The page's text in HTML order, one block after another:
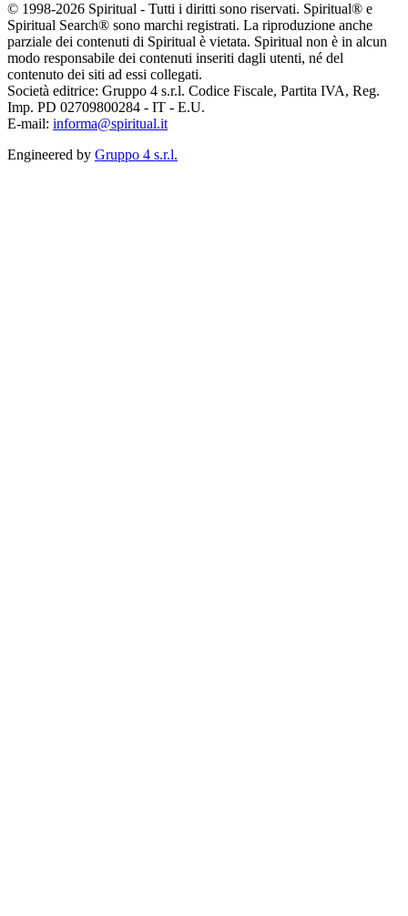
© 1998-2026 Spiritual - Tutti i diritti sono riservati. Spiritual® e
Spiritual Search® sono marchi registrati. La riproduzione anche
parziale dei contenuti di Spiritual è vietata. Spiritual non è in alcun
modo responsabile dei contenuti inseriti dagli utenti, né del
contenuto dei siti ad essi collegati.
Società editrice: Gruppo 4 s.r.l. Codice Fiscale, Partita IVA, Reg.
Imp. PD 02709800284 - IT - E.U.
E-mail: informa@spiritual.it
Engineered by Gruppo 4 s.r.l.